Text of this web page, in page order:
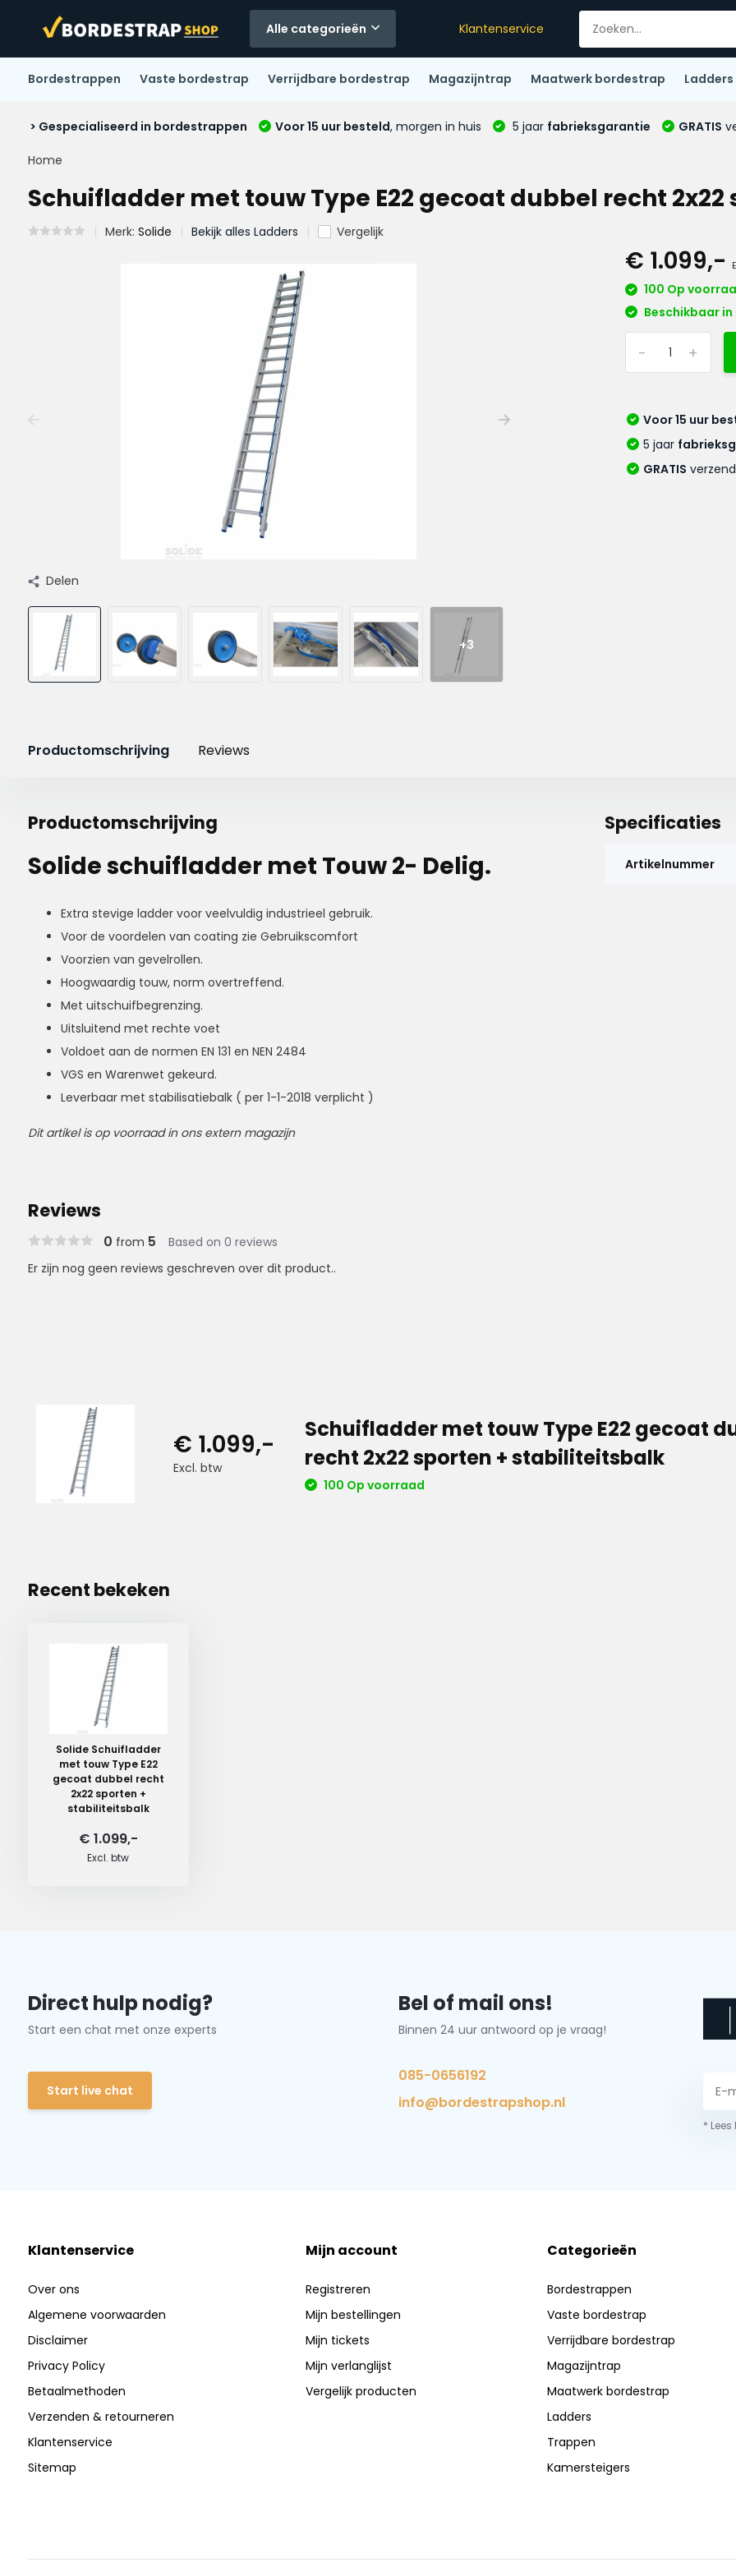
Alle categorieën Klantenservice
Bordestrappen Vaste bordestrap Verrijdbare bordestrap Magazijntrap Maatwerk bordestrap Ladders
> Gespecialiseerd in bordestrappen Voor 15 uur besteld, morgen in huis 5 jaar fabrieksgarantie GRATIS
Home
Schuifladder met touw Type E22 gecoat dubbel recht
Merk: Solide Bekijk alles Ladders Vergelijk
Delen
+3
€ 1.099,-
100 Op
Beschikbaar
+
-
Voor 15 uur
5 jaar
GRATIS
Productomschrijving Reviews
Productomschrijving
Solide schuifladder met Touw 2- Delig.
Extra stevige ladder voor veelvuldig industrieel gebruik.
Voor de voordelen van coating zie Gebruikscomfort
Voorzien van gevelrollen.
Hoogwaardig touw, norm overtreffend.
Met uitschuifbegrenzing.
Uitsluitend met rechte voet
Voldoet aan de normen EN 131 en NEN 2484
VGS en Warenwet gekeurd.
Leverbaar met stabilisatiebalk ( per 1-1-2018 verplicht )
Dit artikel is op voorraad in ons extern magazijn
Specificaties
Artikelnummer
Reviews
0 from 5 Based on 0 reviews
Er zijn nog geen reviews geschreven over dit product..
€ 1.099,-
Excl. btw
Schuifladder met touw Type E22 gecoat
recht 2x22 sporten + stabiliteitsbalk
100 Op voorraad
Recent bekeken
Solide Schuifladder
met touw Type E22
gecoat dubbel recht
2x22 sporten +
stabiliteitsbalk
€ 1.099,-
Excl. btw
Direct hulp nodig?
Start een chat met onze experts
Start live chat
Bel of mail ons!
Binnen 24 uur antwoord op je vraag!
085-0656192
info@bordestrapshop.nl
*
Klantenservice
Over ons
Algemene voorwaarden
Disclaimer
Privacy Policy
Betaalmethoden
Verzenden & retourneren
Klantenservice
Sitemap
Mijn account
Registreren
Mijn bestellingen
Mijn tickets
Mijn verlanglijst
Vergelijk producten
Categorieën
Bordestrappen
Vaste bordestrap
Verrijdbare bordestrap
Magazijntrap
Maatwerk bordestrap
Ladders
Trappen
Kamersteigers